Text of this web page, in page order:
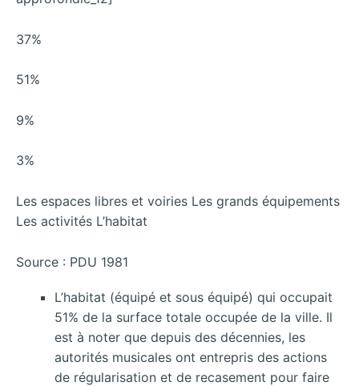
37%
51%
9%
3%
Les espaces libres et voiries Les grands équipements
Les activités L’habitat
Source : PDU 1981
L’habitat (équipé et sous équipé) qui occupait
51% de la surface totale occupée de la ville. Il
est à noter que depuis des décennies, les
autorités musicales ont entrepris des actions
de régularisation et de recasement pour faire